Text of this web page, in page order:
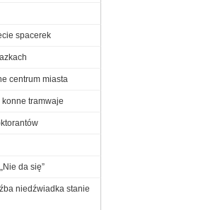
spacerek
centrum miasta
tramwaje
da się”
niedźwiadka stanie